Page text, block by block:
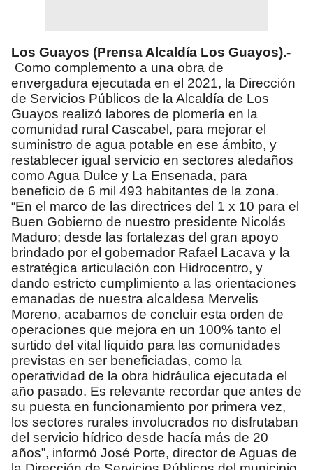
Los Guayos (Prensa Alcaldía Los Guayos).-
Como complemento a una obra de
envergadura ejecutada en el 2021, la Dirección
de Servicios Públicos de la Alcaldía de Los
Guayos realizó labores de plomería en la
comunidad rural Cascabel, para mejorar el
suministro de agua potable en ese ámbito, y
restablecer igual servicio en sectores aledaños
como Agua Dulce y La Ensenada, para
beneficio de 6 mil 493 habitantes de la zona.
“En el marco de las directrices del 1 x 10 para el
Buen Gobierno de nuestro presidente Nicolás
Maduro; desde las fortalezas del gran apoyo
brindado por el gobernador Rafael Lacava y la
estratégica articulación con Hidrocentro, y
dando estricto cumplimiento a las orientaciones
emanadas de nuestra alcaldesa Mervelis
Moreno, acabamos de concluir esta orden de
operaciones que mejora en un 100% tanto el
surtido del vital líquido para las comunidades
previstas en ser beneficiadas, como la
operatividad de la obra hidráulica ejecutada el
año pasado. Es relevante recordar que antes de
su puesta en funcionamiento por primera vez,
los sectores rurales involucrados no disfrutaban
del servicio hídrico desde hacía más de 20
años”, informó José Porte, director de Aguas de